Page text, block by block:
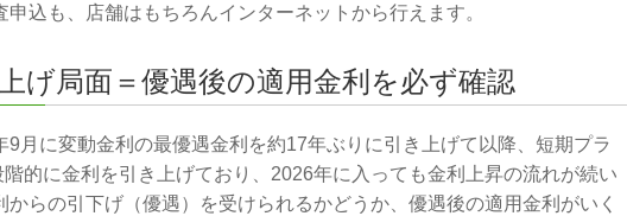
込も、店舗はもちろんインターネットから行えます。
げ局面＝優遇後の適用金利を必ず確認
9月に変動金利の最優遇金利を約17年ぶりに引き上げて以降、短期プラ
的に金利を引き上げており、2026年に入っても金利上昇の流れが続い
からの引下げ（優遇）を受けられるかどうか、優遇後の適用金利がいく